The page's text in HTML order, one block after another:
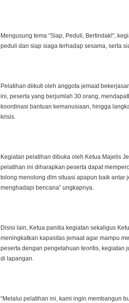
Mengusung tema “Siap, Peduli, Bertindak!”,
peduli dan siap siaga terhadap sesama, serta
Pelatihan diikuti oleh anggota jemaat
ini, peserta yang berjumlah 30 orang,
koordinasi bantuan kemanusiaan, hingga
krisis.
Kegiatan pelatihan dibuka oleh Ketua Majelis
pelatihan ini diharapkan peserta dapat
tolong menolong dlm situasi apapun baik antar
menghadapi bencana” ungkapnya.
Disisi lain, Ketua panitia kegiatan sekaligus
meningkatkan kapasitas jemaat agar mampu
peserta dengan pengetahuan teoritis, kegiatan
di lapangan.
“Melalui pelatihan ini, kami ingin membangun